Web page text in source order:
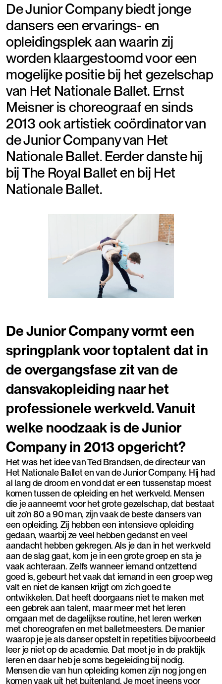
De Junior Company biedt jonge
dansers een ervarings- en
opleidingsplek aan waarin zij
worden klaargestoomd voor een
mogelijke positie bij het gezelschap
van Het Nationale Ballet. Ernst
Meisner is choreograaf en sinds
2013 ook artistiek coördinator van
de Junior Company van Het
Nationale Ballet. Eerder danste hij
bij The Royal Ballet en bij Het
Nationale Ballet.
De Junior Company vormt een
springplank voor toptalent dat in
de overgangsfase zit van de
dansvakopleiding naar het
professionele werkveld. Vanuit
welke noodzaak is de Junior
Company in 2013 opgericht?
Het was het idee van Ted Brandsen, de directeur van
Het Nationale Ballet en van de Junior Company. Hij had
al lang de droom en vond dat er een tussenstap moest
komen tussen de opleiding en het werkveld. Mensen
die je aanneemt voor het grote gezelschap, dat bestaat
uit zo’n 80 a 90 man, zijn vaak de beste dansers van
een opleiding. Zij hebben een intensieve opleiding
gedaan, waarbij ze veel hebben gedanst en veel
aandacht hebben gekregen. Als je dan in het werkveld
aan de slag gaat, kom je in een grote groep en sta je
vaak achteraan. Zelfs wanneer iemand ontzettend
goed is, gebeurt het vaak dat iemand in een groep weg
valt en niet de kansen krijgt om zich goed te
ontwikkelen. Dat heeft doorgaans niet te maken met
een gebrek aan talent, maar meer met het leren
omgaan met de dagelijkse routine, het leren werken
met choreografen en met balletmeesters. De manier
waarop je je als danser opstelt in repetities bijvoorbeeld
leer je niet op de academie. Dat moet je in de praktijk
leren en daar heb je soms begeleiding bij nodig.
Mensen die van hun opleiding komen zijn nog jong en
komen vaak uit het buitenland. Je moet ineens voor